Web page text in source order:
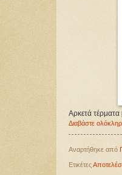
Αρκετά τέρματα
Διαβάστε
Αναρτήθηκε από
Ετικέτες